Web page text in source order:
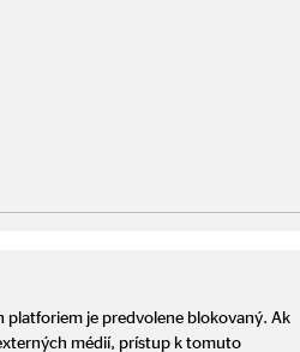
pohovor.
platforiem je predvolene blokovaný. Ak
médií, prístup k tomuto